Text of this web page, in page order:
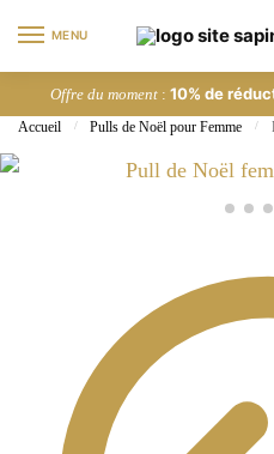
navigation
content
MENU
Offre du moment : 10% de
Accueil / Pulls de Noël pour Femme /